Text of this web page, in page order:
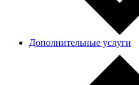
Дополнительные услуги